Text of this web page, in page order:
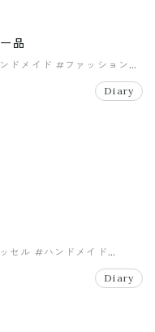
品
ドメイド #ファッション
Diary
セル #ハンドメイド
Diary